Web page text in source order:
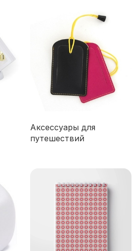
Аксессуары для
путешествий